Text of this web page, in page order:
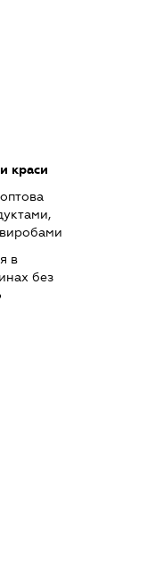
краси
в
без